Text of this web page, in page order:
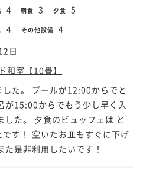
4 朝食 3 夕食 5
4 その他設備 4
日
和室【10畳】
た。 プールが12:00からでと
が15:00からでもう少し早く入
した。 夕食のビュッフェは と
す！ 空いたお皿もすぐに下げ
是非利用したいです！